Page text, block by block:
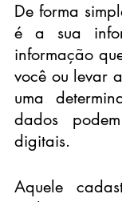
De forma
é a sua
informação
você ou levar
uma
dados
digitais.
Aquele